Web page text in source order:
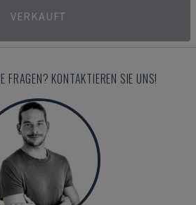
VERKAUFT
FRAGEN? KONTAKTIEREN SIE UNS!